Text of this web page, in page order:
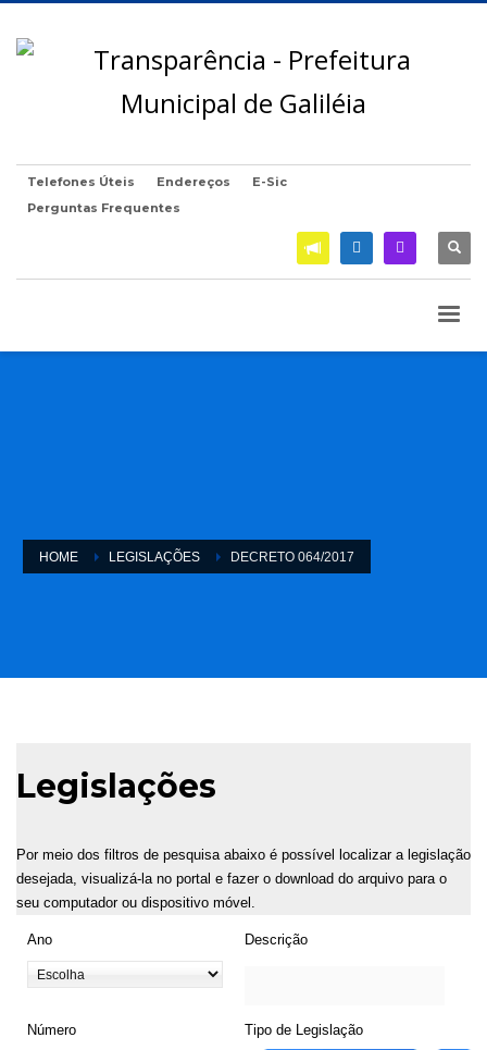
Telefones Úteis Endereços
E-Sic
Perguntas Frequentes
HOME LEGISLAÇÕES DECRETO 064/2017
Legislações
Por meio dos filtros de pesquisa abaixo é possível localizar a legislação
desejada, visualizá-la no portal e fazer o download do arquivo para o
seu computador ou dispositivo móvel.
Ano Descrição
Número Tipo de Legislação